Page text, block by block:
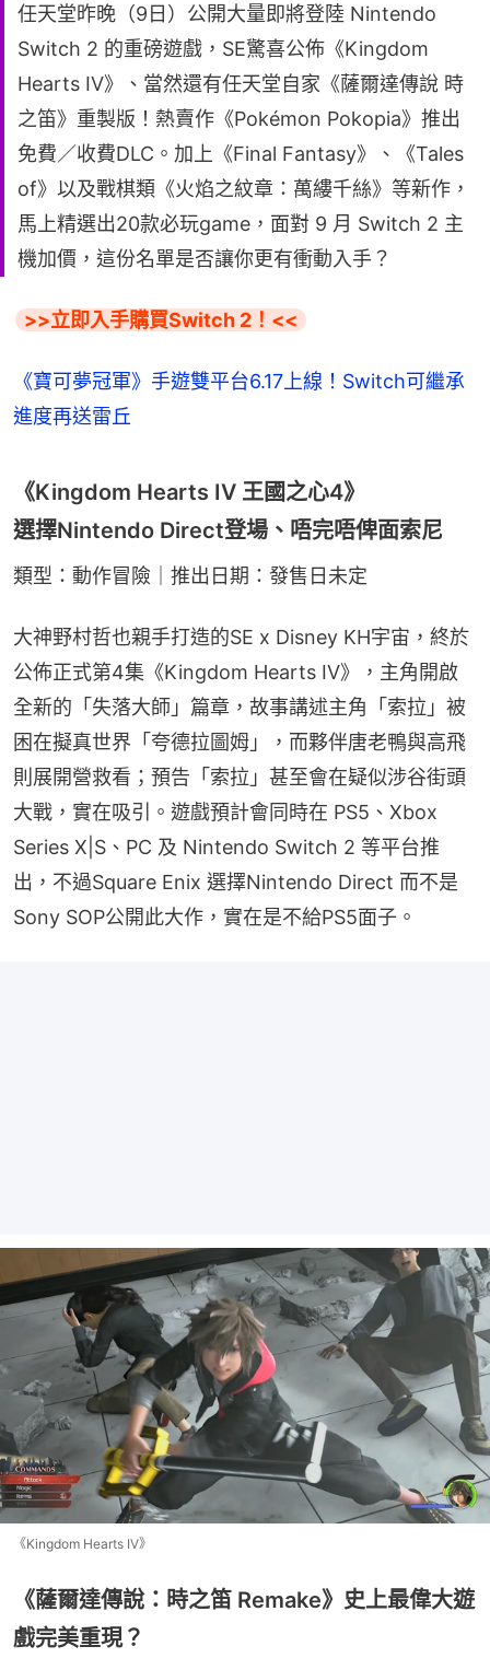
任天堂昨晚（9日）公開大量即將登陸 Nintendo
Switch 2 的重磅遊戲，SE驚喜公佈《Kingdom
Hearts IV》、當然還有任天堂自家《薩爾達傳說 時
之笛》重製版！熱賣作《Pokémon Pokopia》推出
免費／收費DLC。加上《Final Fantasy》、《Tales
of》以及戰棋類《火焰之紋章：萬縷千絲》等新作，
馬上精選出20款必玩game，面對 9 月 Switch 2 主
機加價，這份名單是否讓你更有衝動入手？
>>立即入手購買Switch 2！<<
《寶可夢冠軍》手遊雙平台6.17上線！Switch可繼承
進度再送雷丘
《Kingdom Hearts IV 王國之心4》
選擇Nintendo Direct登場、唔完唔俾面索尼
類型：動作冒險｜推出日期：發售日未定
大神野村哲也親手打造的SE x Disney KH宇宙，終於
公佈正式第4集《Kingdom Hearts IV》，主角開啟
全新的「失落大師」篇章，故事講述主角「索拉」被
困在擬真世界「夸德拉圖姆」，而夥伴唐老鴨與高飛
則展開營救看；預告「索拉」甚至會在疑似涉谷街頭
大戰，實在吸引。遊戲預計會同時在 PS5、Xbox
Series X|S、PC 及 Nintendo Switch 2 等平台推
出，不過Square Enix 選擇Nintendo Direct 而不是
Sony SOP公開此大作，實在是不給PS5面子。
《Kingdom Hearts IV》
《薩爾達傳說：時之笛 Remake》史上最偉大遊
戲完美重現？